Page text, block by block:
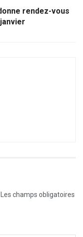
rendez-vous
Les champs obligatoires